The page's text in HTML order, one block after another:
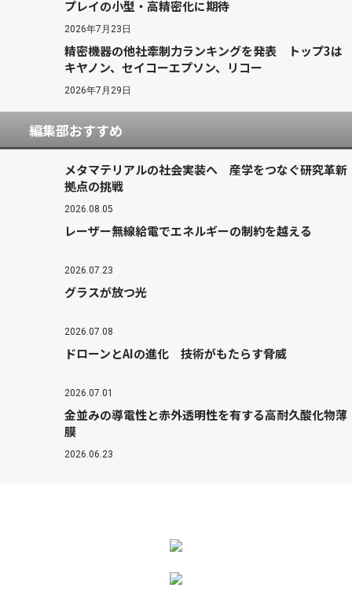
プレイの小型・高精密化に期待
2026年7月23日
精密機器の他社牽制力ランキングを発表 トップ3は
キヤノン、セイコーエプソン、リコー
2026年7月29日
編集部おすすめ
メタマテリアルの社会実装へ 産学をつなぐ研究革新
拠点の挑戦
2026.08.05
レーザー無線給電でエネルギーの制約を越える
2026.07.23
グラスが放つ光
2026.07.08
ドローンとAIの進化 技術がもたらす脅威
2026.07.01
金並みの導電性と赤外透明性を有する高耐久酸化物薄
膜
2026.06.23